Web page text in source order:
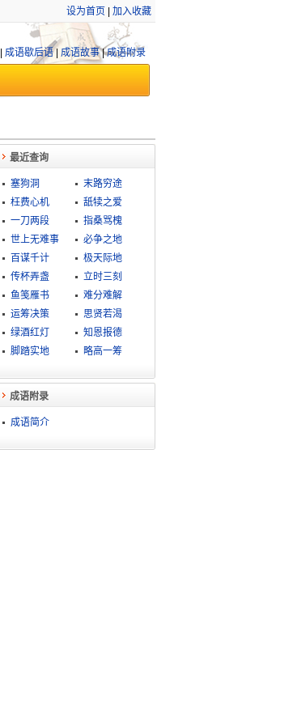
设为首页 加入收藏
成语歇后语| 成语故事|成语附录
最近查询
塞狗洞
末路穷途
枉费心机
舐犊之爱
一刀两段
指桑骂槐
世上无难事
必争之地
百谋千计
极天际地
传杯弄盏
立时三刻
鱼笺雁书
难分难解
运筹决策
思贤若渴
绿酒红灯
知恩报德
脚踏实地
略高一筹
成语附录
成语简介